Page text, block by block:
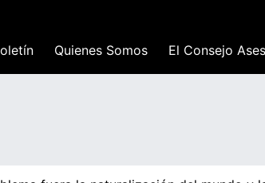
Quienes Somos El Consejo